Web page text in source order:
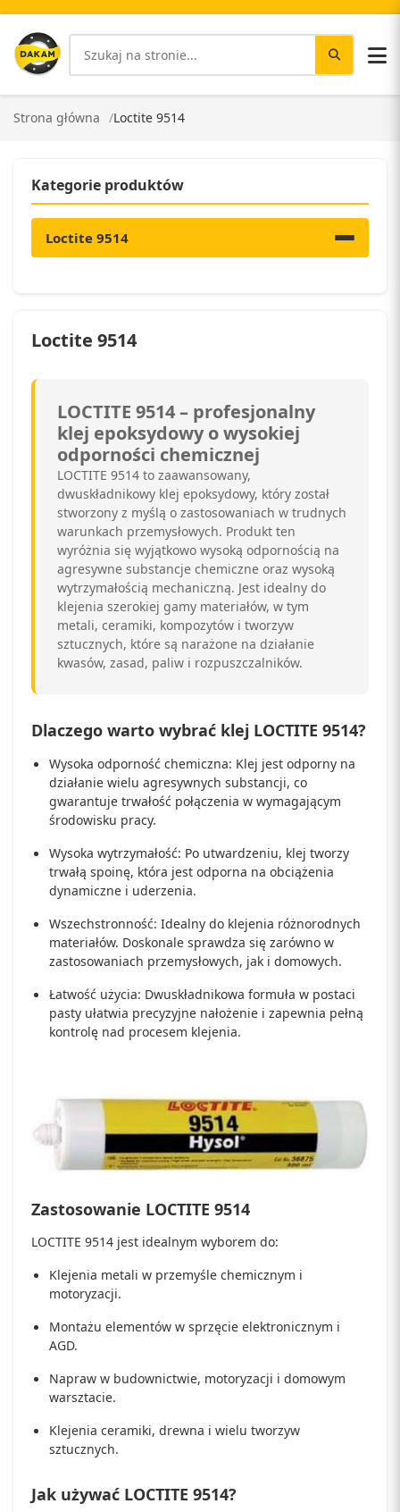
Strona główna Loctite 9514
Kategorie produktów
Loctite 9514
Loctite 9514
LOCTITE 9514 – profesjonalny
klej epoksydowy o wysokiej
odporności chemicznej
LOCTITE 9514 to zaawansowany,
dwuskładnikowy klej epoksydowy, który został
stworzony z myślą o zastosowaniach w trudnych
warunkach przemysłowych. Produkt ten
wyróżnia się wyjątkowo wysoką odpornością na
agresywne substancje chemiczne oraz wysoką
wytrzymałością mechaniczną. Jest idealny do
klejenia szerokiej gamy materiałów, w tym
metali, ceramiki, kompozytów i tworzyw
sztucznych, które są narażone na działanie
kwasów, zasad, paliw i rozpuszczalników.
Dlaczego warto wybrać klej LOCTITE 9514?
Wysoka odporność chemiczna: Klej jest odporny na
działanie wielu agresywnych substancji, co
gwarantuje trwałość połączenia w wymagającym
środowisku pracy.
Wysoka wytrzymałość: Po utwardzeniu, klej tworzy
trwałą spoinę, która jest odporna na obciążenia
dynamiczne i uderzenia.
Wszechstronność: Idealny do klejenia różnorodnych
materiałów. Doskonale sprawdza się zarówno w
zastosowaniach przemysłowych, jak i domowych.
Łatwość użycia: Dwuskładnikowa formuła w postaci
pasty ułatwia precyzyjne nałożenie i zapewnia pełną
kontrolę nad procesem klejenia.
Zastosowanie LOCTITE 9514
LOCTITE 9514 jest idealnym wyborem do:
Klejenia metali w przemyśle chemicznym i
motoryzacji.
Montażu elementów w sprzęcie elektronicznym i
AGD.
Napraw w budownictwie, motoryzacji i domowym
warsztacie.
Klejenia ceramiki, drewna i wielu tworzyw
sztucznych.
Jak używać LOCTITE 9514?